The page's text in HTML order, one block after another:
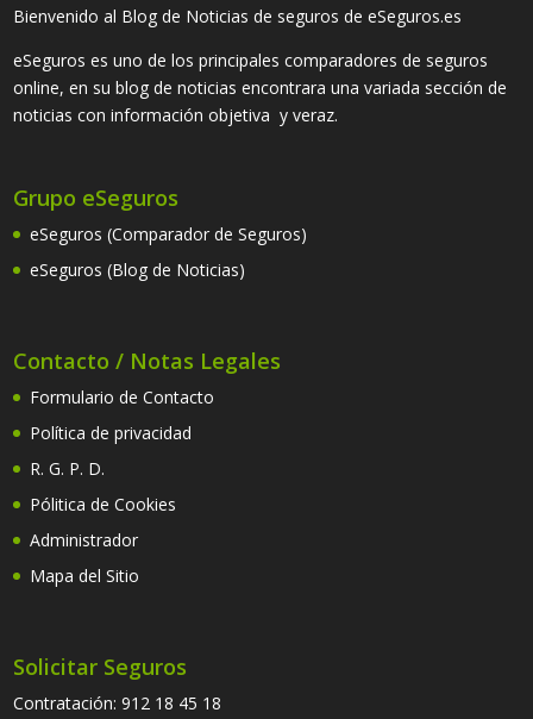
Bienvenido al Blog de Noticias de seguros de eSeguros.es
eSeguros es uno de los principales comparadores de seguros
online, en su blog de noticias encontrara una variada sección de
noticias con información objetiva y veraz.
Grupo eSeguros
eSeguros (Comparador de Seguros)
eSeguros (Blog de Noticias)
Contacto / Notas Legales
Formulario de Contacto
Política de privacidad
R. G. P. D.
Pólitica de Cookies
Administrador
Mapa del Sitio
Solicitar Seguros
Contratación:912 18 45 18